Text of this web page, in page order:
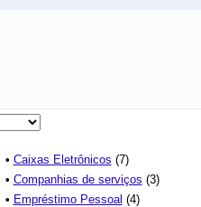
• Caixas Eletrônicos (7)
• Companhias de serviços (3)
• Empréstimo Pessoal (4)